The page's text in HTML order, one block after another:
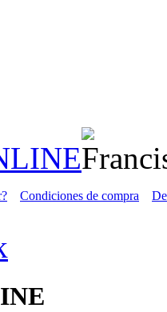
Condiciones de compra